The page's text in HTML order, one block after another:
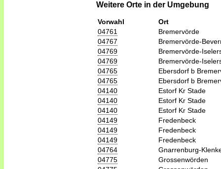
Weitere Orte in der Umgebung
Vorwahl
Ort
04761
Bremervörde
04767
Bremervörde-
04769
Bremervörde-
04769
Bremervörde-
04765
Ebersdorf b
04765
Ebersdorf b
04140
Estorf Kr Stade
04140
Estorf Kr Stade
04140
Estorf Kr Stade
04149
Fredenbeck
04149
Fredenbeck
04149
Fredenbeck
04764
Gnarrenburg-
04775
Grossenwörden